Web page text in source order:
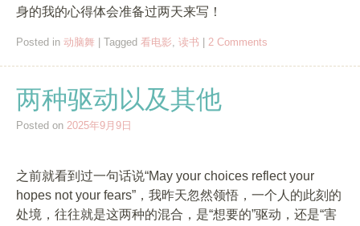
身的我的心得体会准备过两天来写！
Posted in 动脑舞 Tagged 看电影, 读书 2 Comments
两种驱动以及其他
Posted on 2025年9月9日
之前就看到过一句话说“May your choices reflect your
hopes not your fears”，我昨天忽然领悟，一个人的此刻的
处境，往往就是这两种的混合，是“想要的”驱动，还是“害